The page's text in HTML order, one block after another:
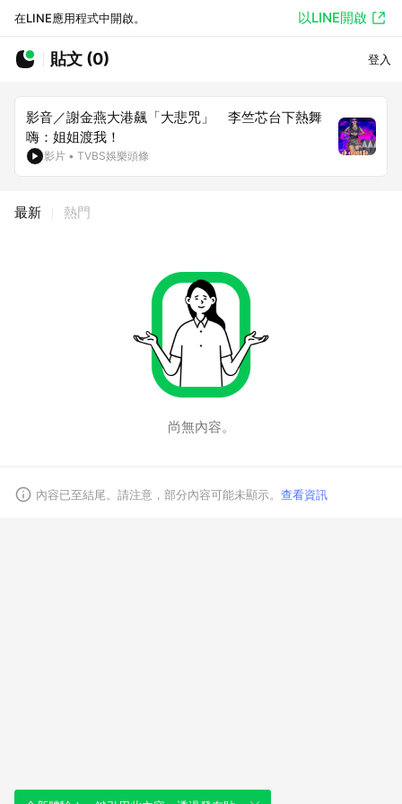
在LINE應用程式中開啟。 以LINE開啟
貼文 (0) 登入
影音／謝金燕大港飆「大悲咒」 李竺芯台下熱舞
嗨：姐姐渡我！
影片 • TVBS娛樂頭條
最新 熱門
尚無內容。
內容已至結尾。請注意，部分內容可能未顯示。 查看資訊